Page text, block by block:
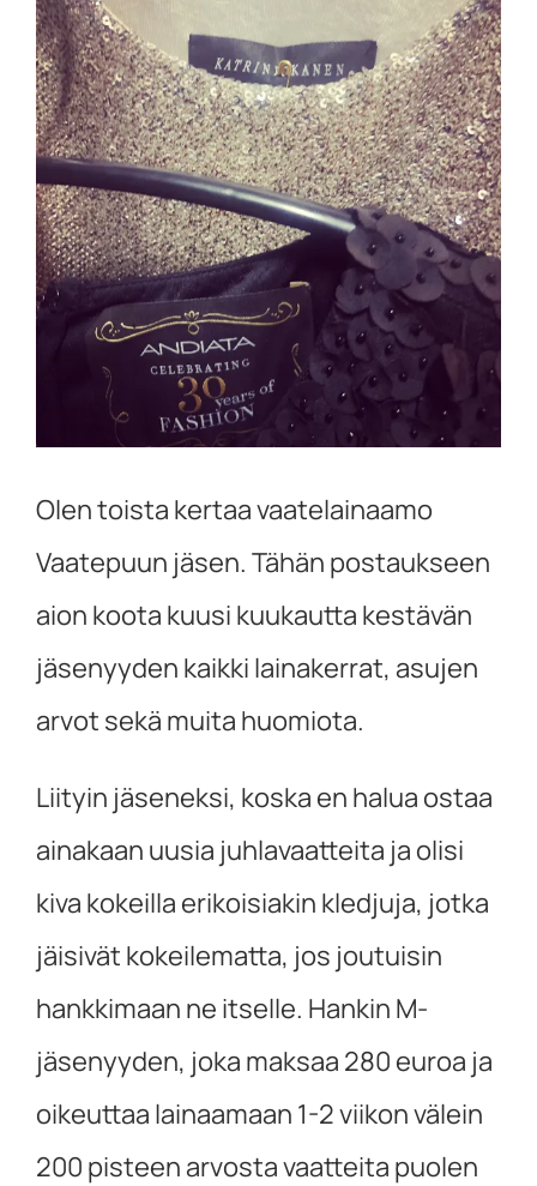
Olen toista kertaa vaatelainaamo
Vaatepuun jäsen. Tähän postaukseen
aion koota kuusi kuukautta kestävän
jäsenyyden kaikki lainakerrat, asujen
arvot sekä muita huomiota.
Liityin jäseneksi, koska en halua ostaa
ainakaan uusia juhlavaatteita ja olisi
kiva kokeilla erikoisiakin kledjuja, jotka
jäisivät kokeilematta, jos joutuisin
hankkimaan ne itselle. Hankin M-
jäsenyyden, joka maksaa 280 euroa ja
oikeuttaa lainaamaan 1-2 viikon välein
200 pisteen arvosta vaatteita puolen